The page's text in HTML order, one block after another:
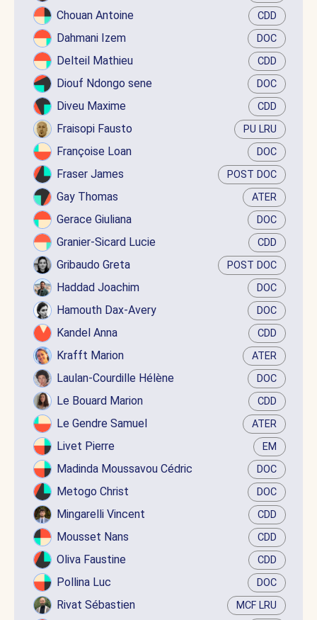
Chouan Antoine CDD
Dahmani Izem DOC
Delteil Mathieu CDD
Diouf Ndongo sene DOC
Diveu Maxime CDD
Fraisopi Fausto PU LRU
Françoise Loan DOC
Fraser James POST DOC
Gay Thomas ATER
Gerace Giuliana DOC
Granier-Sicard Lucie CDD
Gribaudo Greta POST DOC
Haddad Joachim DOC
Hamouth Dax-Avery DOC
Kandel Anna CDD
Krafft Marion ATER
Laulan-Courdille Hélène DOC
Le Bouard Marion CDD
Le Gendre Samuel ATER
Livet Pierre EM
Madinda Moussavou Cédric DOC
Metogo Christ DOC
Mingarelli Vincent CDD
Mousset Nans CDD
Oliva Faustine CDD
Pollina Luc DOC
Rivat Sébastien MCF LRU